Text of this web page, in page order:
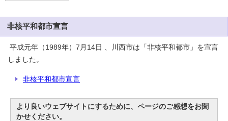
非核平和都市宣言
平成元年（1989年）7月14日 、川西市は「非核平和都市」を宣言
しました。
非核平和都市宣言
より良いウェブサイトにするために、ページのご感想をお聞
かせください。